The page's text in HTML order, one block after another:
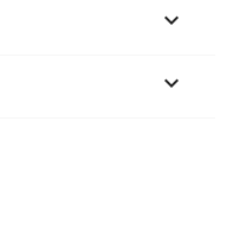

keyboard_arrow_down